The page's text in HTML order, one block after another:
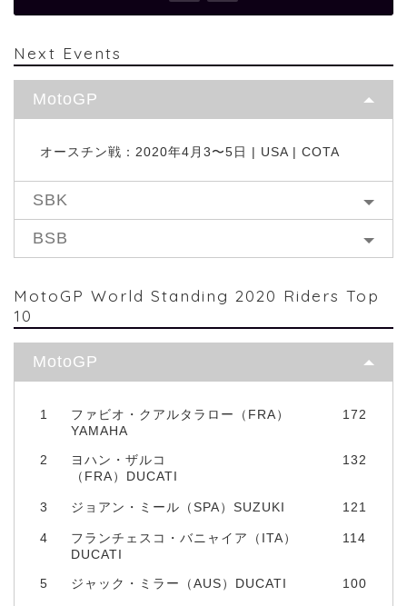
Next Events
MotoGP
オースチン戦：2020年4月3〜5日 | USA | COTA
SBK
BSB
MotoGP World Standing 2020 Riders Top
10
MotoGP
1
ファビオ・クアルタラロー（FRA）
YAMAHA
172
2
ヨハン・ザルコ
（FRA）DUCATI
132
3 ジョアン・ミール（SPA）SUZUKI 121
4
フランチェスコ・バニャイア（ITA）
DUCATI
114
5 ジャック・ミラー（AUS）DUCATI 100